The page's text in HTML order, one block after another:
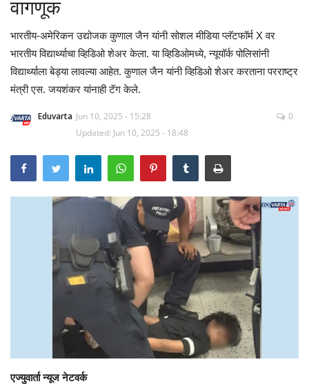
Language
English Marathi
वागणूक
भारतीय-अमेरिकन उद्योजक कुणाल जैन यांनी सोशल मीडिया प्लॅटफॉर्म X वर
भारतीय विद्यार्थ्याचा व्हिडिओ शेअर केला. या व्हिडिओमध्ये, न्यूयॉर्क पोलिसांनी
विद्यार्थ्याला बेड्या लावल्या आहेत. कुणाल जैन यांनी व्हिडिओ शेअर करताना परराष्ट्र
मंत्री एस. जयशंकर यांनाही टॅग केले.
Eduvarta Jun 10, 2025 - 15:28
Updated: Jun 10, 2025 - 18:48
0
एज्युवार्ता न्यूज नेटवर्क